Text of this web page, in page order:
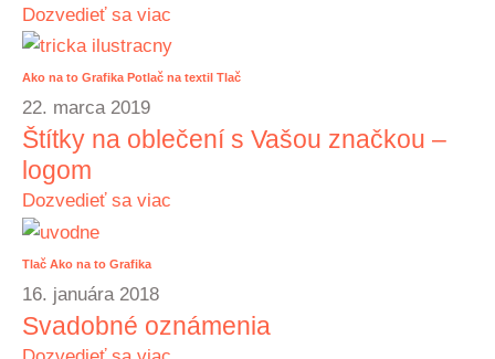
Dozvedieť sa viac
Ako na to Grafika Potlač na textil Tlač
22. marca 2019
Štítky na oblečení s Vašou značkou –
logom
Dozvedieť sa viac
Tlač Ako na to Grafika
16. januára 2018
Svadobné oznámenia